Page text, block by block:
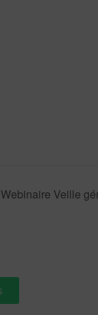
Webinaire Veille